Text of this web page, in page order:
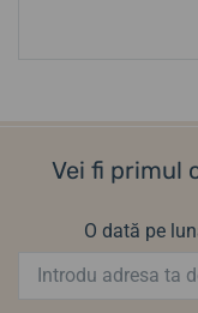
Vei fi primul
O dată pe